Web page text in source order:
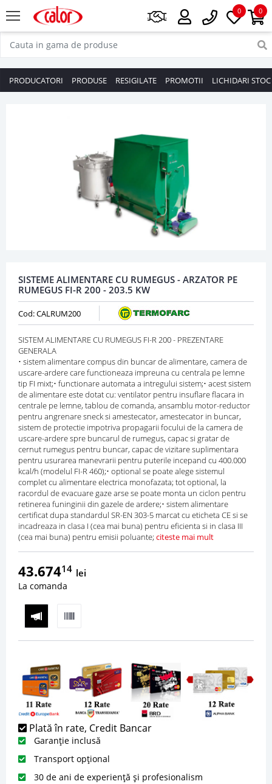
0
0
PRODUCATORI PRODUSE RESIGILATE PROMOTII LICHIDARI STOC
SISTEME ALIMENTARE CU RUMEGUS - ARZATOR PE
RUMEGUS FI-R 200 - 203.5 KW
Cod: CALRUM200
SISTEM ALIMENTARE CU RUMEGUS FI-R 200 - PREZENTARE
GENERALA
• sistem alimentare compus din buncar de alimentare, camera de
uscare-ardere care functioneaza impreuna cu centrala pe lemne
tip FI mixt;• functionare automata a intregului sistem;• acest sistem
de alimentare este dotat cu: ventilator pentru insuflare flacara in
centrale pe lemne, tablou de comanda, ansamblu motor-reductor
pentru angrenare sneck si amestecator, amestecator in buncar,
sistem de protectie impotriva propagarii focului de la camera de
uscare-ardere spre buncarul de rumegus, capac si gratar de
cernut rumegus pentru buncar, capac de vizitare suplimentara
pentru usurarea manevrarii pentru puterile incepand cu 400.000
kcal/h (modelul FI-R 460);• optional se poate alege sistemul
complet cu alimentare electrica monofazata; tot optional, la
racordul de evacuare gaze arse se poate monta un ciclon pentru
retinerea funinginii din gazele de ardere;• sistem alimentare
certificat dupa standardul SR-EN 303-5 marcat cu eticheta CE si se
incadreaza in clasa I (cea mai buna) pentru eficienta si in clasa III
(cea mai buna) pentru emisii poluante; citeste mai mult
43.67414 lei
La comanda
Plată în rate, Credit Bancar
Garanție inclusă
Transport opțional
30 de ani de experiență și profesionalism